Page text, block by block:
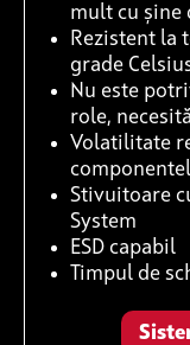
mult cu șine
Rezistent la
grade
Nu este
role,
Volatilitate
Stivuitoare
System
ESD capabil
Timpul de